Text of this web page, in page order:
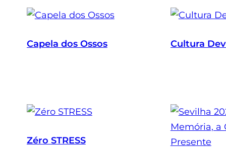
Capela dos Ossos Cultura
Zéro STRESS